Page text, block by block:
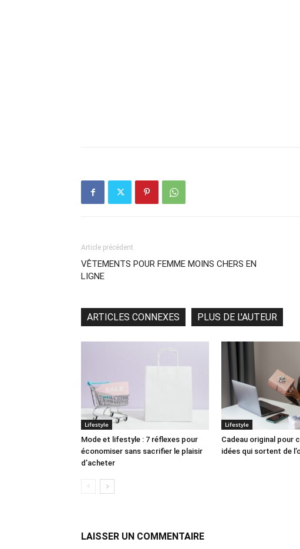
Article précédent
VÊTEMENTS POUR FEMME MOINS CHERS EN
LIGNE
ARTICLES CONNEXES PLUS DE L'AUTEUR
Lifestyle
Mode et lifestyle : 7 réflexes pour
économiser sans sacrifier le plaisir
d’acheter
Lifestyle
Cadeau original pour
idées qui sortent de
LAISSER UN COMMENTAIRE